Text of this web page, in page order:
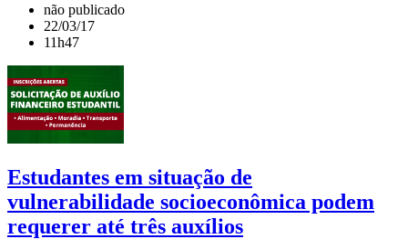
não publicado
22/03/17
11h47
Estudantes em situação de
vulnerabilidade socioeconômica podem
requerer até três auxílios